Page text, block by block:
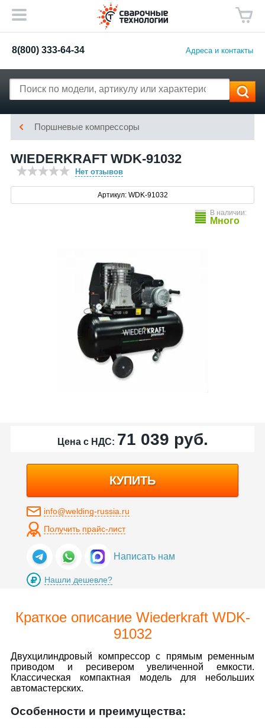
8(800) 333-64-34 Адреса и контакты
Поршневые компрессоры
WIEDERKRAFT WDK-91032
Нет отзывов
Артикул: WDK-91032
В наличии:
Много
Цена с НДС: 71 039 руб.
КУПИТЬ
info@welding-russia.ru
Получить прайс-лист
Написать нам
Нашли дешевле?
Краткое описание Wiederkraft WDK-
91032
Двухцилиндровый компрессор с прямым ременным
приводом и ресивером увеличенной емкости.
Классическая компактная модель для небольших
автомастерских.
Особенности и преимущества: